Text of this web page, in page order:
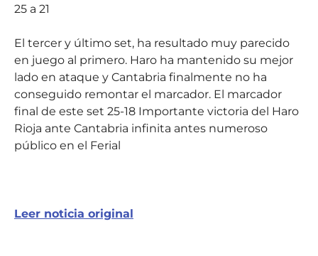
25 a 21
El tercer y último set, ha resultado muy parecido
en juego al primero. Haro ha mantenido su mejor
lado en ataque y Cantabria finalmente no ha
conseguido remontar el marcador. El marcador
final de este set 25-18 Importante victoria del Haro
Rioja ante Cantabria infinita antes numeroso
público en el Ferial
Leer noticia original